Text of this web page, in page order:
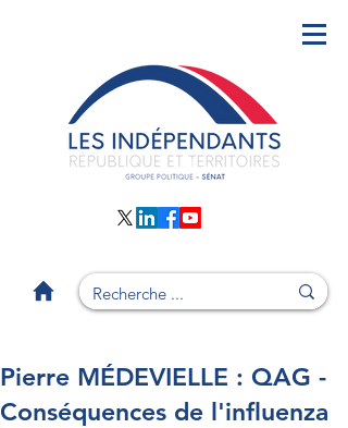
Pierre MÉDEVIELLE : QAG -
Conséquences de l'influenza